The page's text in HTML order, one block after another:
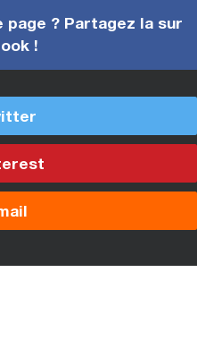
page ? Partagez la sur
!